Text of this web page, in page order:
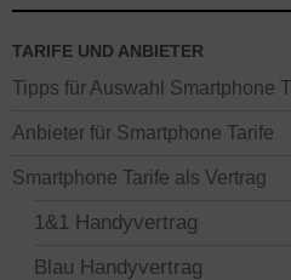
TARIFE UND ANBIETER
Tipps für Auswahl Smartphone
Anbieter für Smartphone Tarife
Smartphone Tarife als Vertrag
1&1 Handyvertrag
Blau Handyvertrag